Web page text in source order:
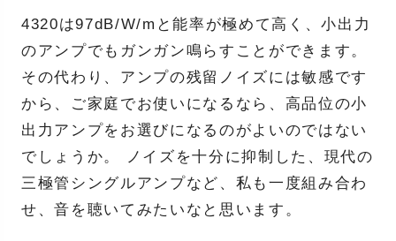
4320は97dB/W/mと能率が極めて高く、小出力
のアンプでもガンガン鳴らすことができます。
その代わり、アンプの残留ノイズには敏感です
から、ご家庭でお使いになるなら、高品位の小
出力アンプをお選びになるのがよいのではない
でしょうか。 ノイズを十分に抑制した、現代の
三極管シングルアンプなど、私も一度組み合わ
せ、音を聴いてみたいなと思います。